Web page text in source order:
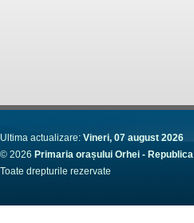
Ultima actualizare: Vineri, 07 august 2026
© 2026 Primaria orașului Orhei -
Toate drepturile rezervate